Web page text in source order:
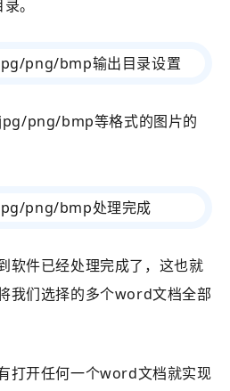
。
png/bmp等格式的图片的
软件已经处理完成了，这也就
我们选择的多个word文档全部
打开任何一个word文档就实现